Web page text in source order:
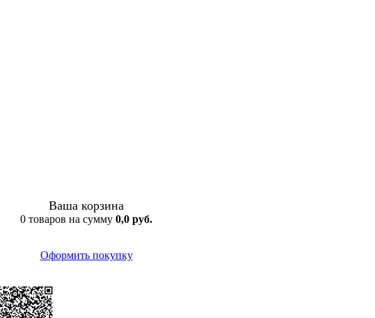
Ваша корзина
0 товаров на сумму 0,0 руб.
Оформить покупку